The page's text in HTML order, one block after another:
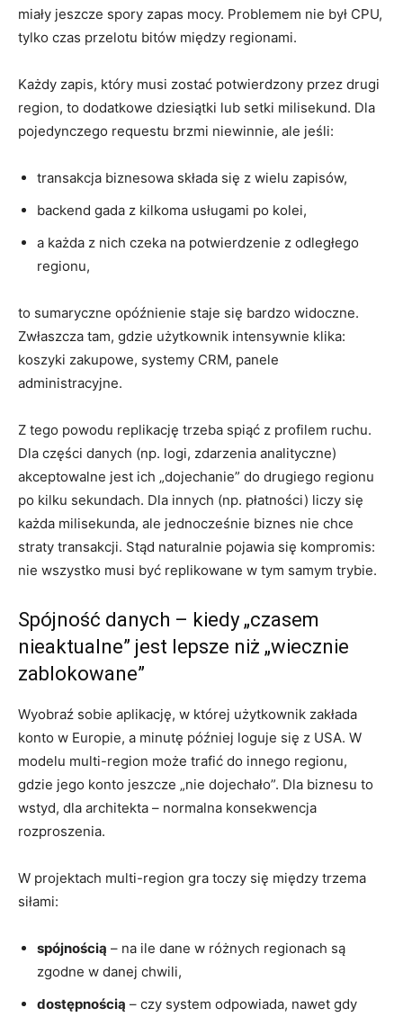
miały jeszcze spory zapas mocy. Problemem nie był CPU,
tylko czas przelotu bitów między regionami.
Każdy zapis, który musi zostać potwierdzony przez drugi
region, to dodatkowe dziesiątki lub setki milisekund. Dla
pojedynczego requestu brzmi niewinnie, ale jeśli:
transakcja biznesowa składa się z wielu zapisów,
backend gada z kilkoma usługami po kolei,
a każda z nich czeka na potwierdzenie z odległego
regionu,
to sumaryczne opóźnienie staje się bardzo widoczne.
Zwłaszcza tam, gdzie użytkownik intensywnie klika:
koszyki zakupowe, systemy CRM, panele
administracyjne.
Z tego powodu replikację trzeba spiąć z profilem ruchu.
Dla części danych (np. logi, zdarzenia analityczne)
akceptowalne jest ich „dojechanie” do drugiego regionu
po kilku sekundach. Dla innych (np. płatności) liczy się
każda milisekunda, ale jednocześnie biznes nie chce
straty transakcji. Stąd naturalnie pojawia się kompromis:
nie wszystko musi być replikowane w tym samym trybie.
Spójność danych – kiedy „czasem
nieaktualne” jest lepsze niż „wiecznie
zablokowane”
Wyobraź sobie aplikację, w której użytkownik zakłada
konto w Europie, a minutę później loguje się z USA. W
modelu multi-region może trafić do innego regionu,
gdzie jego konto jeszcze „nie dojechało”. Dla biznesu to
wstyd, dla architekta – normalna konsekwencja
rozproszenia.
W projektach multi-region gra toczy się między trzema
siłami:
spójnością – na ile dane w różnych regionach są
zgodne w danej chwili,
dostępnością – czy system odpowiada, nawet gdy